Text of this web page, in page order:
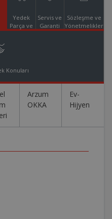
Yedek
Parça ve
Servis ve
Garanti
Sözleşme ve
Yönetmelikler
Konuları
Arzum
OKKA
Ev-
Hijyen